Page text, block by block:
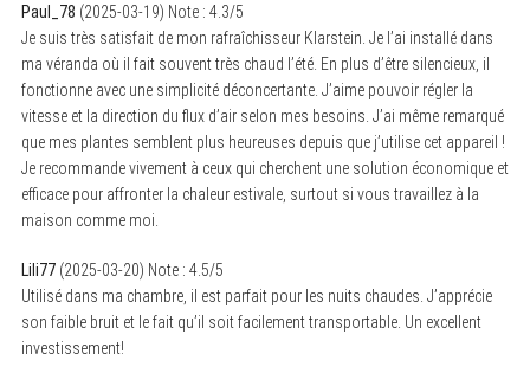
Paul_78 (2025-03-19) Note : 4.3/5
Je suis très satisfait de mon rafraîchisseur Klarstein. Je l’ai installé dans
ma véranda où il fait souvent très chaud l’été. En plus d’être silencieux, il
fonctionne avec une simplicité déconcertante. J’aime pouvoir régler la
vitesse et la direction du flux d’air selon mes besoins. J’ai même remarqué
que mes plantes semblent plus heureuses depuis que j’utilise cet appareil !
Je recommande vivement à ceux qui cherchent une solution économique et
efficace pour affronter la chaleur estivale, surtout si vous travaillez à la
maison comme moi.
Lili77(2025-03-20) Note : 4.5/5
Utilisé dans ma chambre, il est parfait pour les nuits chaudes. J’apprécie
son faible bruit et le fait qu’il soit facilement transportable. Un excellent
investissement!